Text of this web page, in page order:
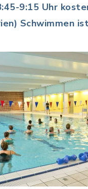
9:15 Uhr
Schwimmen